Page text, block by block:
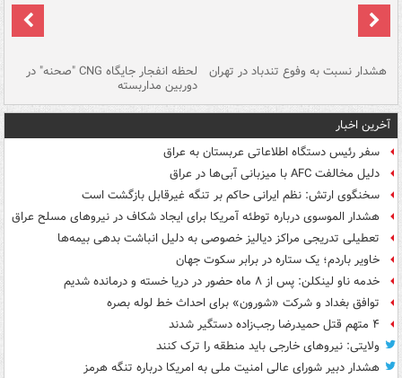
هشدار نسبت به وفوع تندباد در تهران لحظه انفجار جایگاه CNG "صحنه" در
دوربین مداربسته
آخرین اخبار
سفر رئیس دستگاه اطلاعاتی عربستان به عراق
دلیل مخالفت AFC با میزبانی آبی‌ها در عراق
سخنگوی ارتش: نظم ایرانی حاکم بر تنگه غیرقابل بازگشت است
هشدار الموسوی درباره توطئه آمریکا برای ایجاد شکاف در نیروهای مسلح عراق
تعطیلی تدریجی مراکز دیالیز خصوصی به دلیل انباشت بدهی بیمه‌ها
خاویر باردم؛ یک ستاره در برابر سکوت جهان
خدمه ناو لینکلن: پس از ۸ ماه حضور در دریا خسته و درمانده‌ شدیم
توافق بغداد و شرکت «شورون» برای احداث خط لوله بصره
۴ متهم قتل حمیدرضا رجب‌زاده دستگیر شدند
ولایتی: نیروهای خارجی باید منطقه را ترک کنند
هشدار دبیر شورای عالی امنیت ملی به امریکا درباره تنگه هرمز